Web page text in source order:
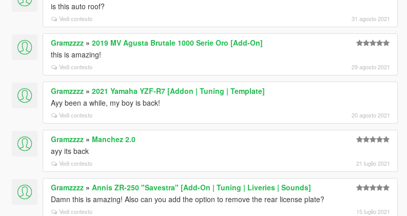
is this auto roof?
Vedi contesto 31 agosto 2021
Gramzzzz» 2019 MV Agusta Brutale 1000 Serie Oro [Add-On]
this is amazing!
Vedi contesto 29 agosto 2021
Gramzzzz» 2021 Yamaha YZF-R7 [Addon | Tuning | Template]
Ayy been a while, my boy is back!
Vedi contesto 20 agosto 2021
Gramzzzz» Manchez 2.0
ayy its back
Vedi contesto 21 luglio 2021
Gramzzzz» Annis ZR-250 "Savestra" [Add-On | Tuning | Liveries | Sounds]
Damn this is amazing! Also can you add the option to remove the rear license plate?
Vedi contesto 15 luglio 2021